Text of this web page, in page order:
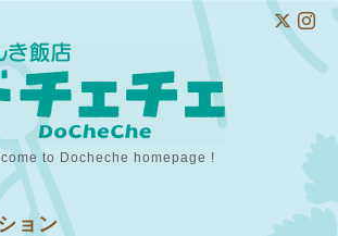
to Docheche homepage !
ョン